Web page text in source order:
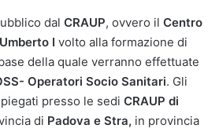
dal CRAUP, ovvero il Centro
I volto alla formazione di
della quale verranno effettuate
Operatori Socio Sanitari. Gli
presso le sedi CRAUP di
di Padova e Stra, in provincia